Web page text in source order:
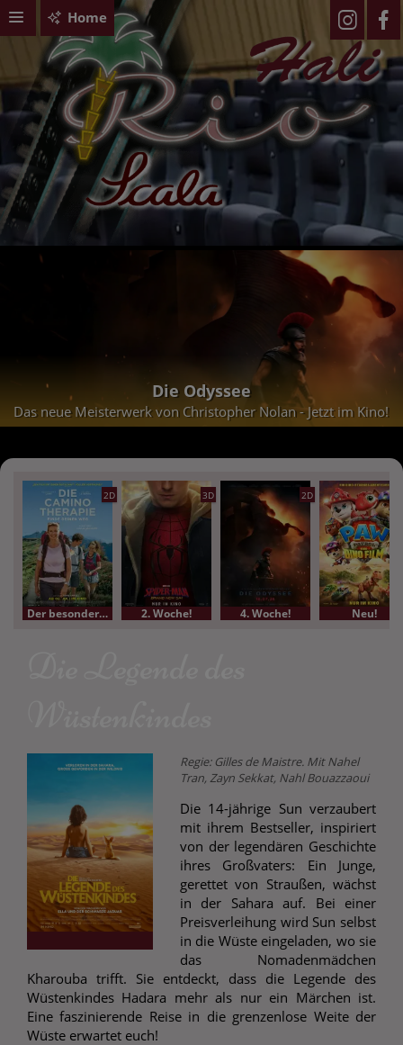
Home
Die Odyssee
Das neue Meisterwerk von Christopher Nolan - Jetzt im Kino!
2D
Der besondere Film
3D
2. Woche!
2D
4. Woche! Neu!
Regie: Gilles de Maistre. Mit Nahel
Tran, Zayn Sekkat, Nahl Bouazzaoui
Die 14-jährige Sun verzaubert
mit ihrem Bestseller, inspiriert
von der legendären Geschichte
ihres Großvaters: Ein Junge,
gerettet von Straußen, wächst
in der Sahara auf. Bei einer
Preisverleihung wird Sun selbst
in die Wüste eingeladen, wo sie
das Nomadenmädchen
Kharouba trifft. Sie entdeckt, dass die Legende des
Wüstenkindes Hadara mehr als nur ein Märchen ist.
Eine faszinierende Reise in die grenzenlose Weite der
Wüste erwartet euch!